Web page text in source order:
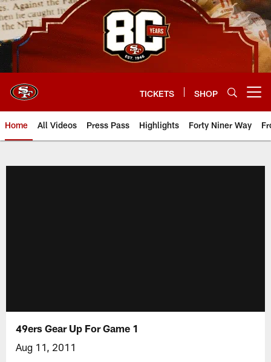
Skip
to
main
content
TICKETS SHOP
Home All Videos Press Pass Highlights Forty Niner Way
49ers Gear Up For Game 1
Aug 11, 2011